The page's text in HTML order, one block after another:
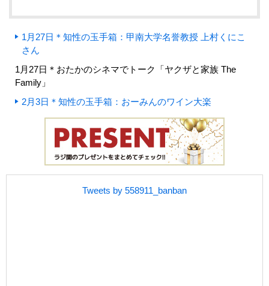
1月27日＊知性の玉手箱：甲南大学名誉教授 上村くにこ
さん
1月27日＊おたかのシネマでトーク「ヤクザと家族 The
Family」
2月3日＊知性の玉手箱：おーみんのワイン大楽
Tweets by 558911_banban